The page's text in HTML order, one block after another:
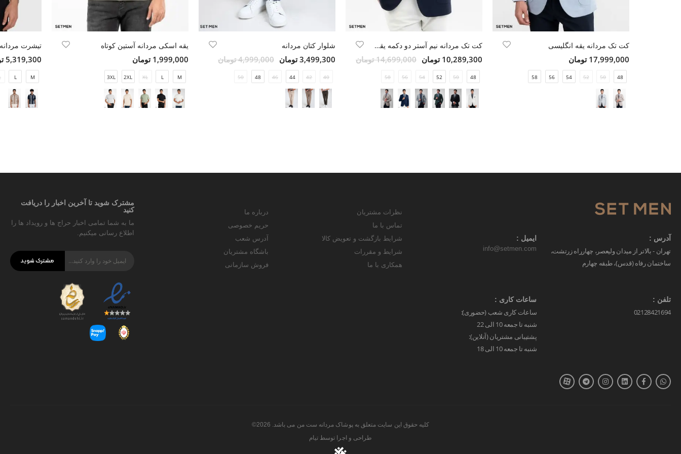
کت تک مردانه یقه انگلیسی
17,999,000 تومان
48
50
52
54
56
58
کت تک مردانه نیم آستر دو دکمه یقه ایتالیایی
10,289,300 تومان 14,699,000 تومان
48
50
52
54
56
58
شلوار کتان مردانه
3,499,300 تومان 4,999,000 تومان
40
42
44
46
48
50
یقه اسکی مردانه آستین کوتاه
1,999,000 تومان
M
L
XL
2XL
3XL
تیشرت
5,319,300 تومان
M
L
آدرس :
تهران - بالاتر از میدان ولیعصر، چهارراه زرتشت،
ساختمان رفاه (قدس)، طبقه چهارم
ایمیل :
info@setmen.com
تلفن :
02128421694
ساعات کاری :
ساعات کاری شعب (حضوری):
شنبه تا جمعه 10 الی 22
پشتیبانی مشتریان (آنلاین):
شنبه تا جمعه 10 الی 18
نظرات مشتریان
تماس با ما
شرایط بازگشت و تعویض کالا
شرایط و مقررات
همکاری با ما
درباره ما
حریم خصوصی
آدرس شعب
باشگاه مشتریان
فروش سازمانی
مشترک شوید تا آخرین اخبار را دریافت
کنید
ما به شما تمامی اخبار حراج ها و رویداد ها را
اطلاع رسانی میکنیم.
مشترک شوید
کلیه حقوق این سایت متعلق به پوشاک مردانه ست من می باشد. 2026©
طراحی و اجرا توسط تیام